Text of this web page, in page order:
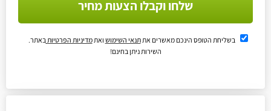
שלחו וקבלו הצעות מחיר
בשליחת הטופס הינכם מאשרים אתתנאי השימוש ואתמדיניות הפרטיות באתר.
השירות ניתן בחינם!